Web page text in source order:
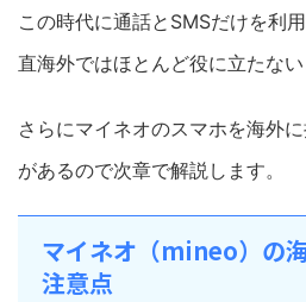
この時代に通話とSMSだけを利
直海外ではほとんど役に立たない
さらにマイネオのスマホを海外
があるので次章で解説します。
マイネオ（mineo）の
注意点